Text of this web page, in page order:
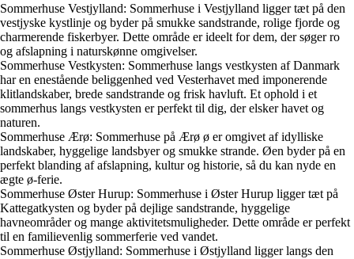
Sommerhuse Vestjylland: Sommerhuse i Vestjylland ligger tæt på den
vestjyske kystlinje og byder på smukke sandstrande, rolige fjorde og
charmerende fiskerbyer. Dette område er ideelt for dem, der søger ro
og afslapning i naturskønne omgivelser.
Sommerhuse Vestkysten: Sommerhuse langs vestkysten af Danmark
har en enestående beliggenhed ved Vesterhavet med imponerende
klitlandskaber, brede sandstrande og frisk havluft. Et ophold i et
sommerhus langs vestkysten er perfekt til dig, der elsker havet og
naturen.
Sommerhuse Ærø: Sommerhuse på Ærø ø er omgivet af idylliske
landskaber, hyggelige landsbyer og smukke strande. Øen byder på en
perfekt blanding af afslapning, kultur og historie, så du kan nyde en
ægte ø-ferie.
Sommerhuse Øster Hurup: Sommerhuse i Øster Hurup ligger tæt på
Kattegatkysten og byder på dejlige sandstrande, hyggelige
havneområder og mange aktivitetsmuligheder. Dette område er perfekt
til en familievenlig sommerferie ved vandet.
Sommerhuse Østjylland: Sommerhuse i Østjylland ligger langs den